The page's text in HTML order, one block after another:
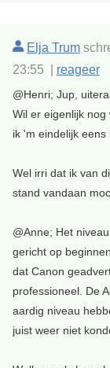
Elja Trum
23:55 | reageer
@Henri; Jup,
Wil er eigenlijk
ik 'm eindelijk eens
Wel irri dat ik van
stand vandaan
@Anne; Het
gericht op
dat Canon
professioneel. De
aardig niveau
juist weer niet